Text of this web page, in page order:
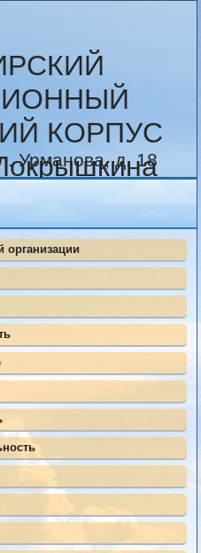
КОРПУС
Урманова, д. 18
организации